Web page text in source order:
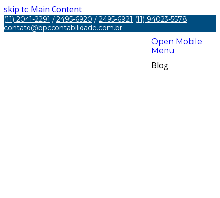
skip to Main Content
(11) 2041-2291 / 2495-6920 / 2495-6921 (11) 94023-5578
contato@bpccontabilidade.com.br
Open Mobile
Menu
Blog